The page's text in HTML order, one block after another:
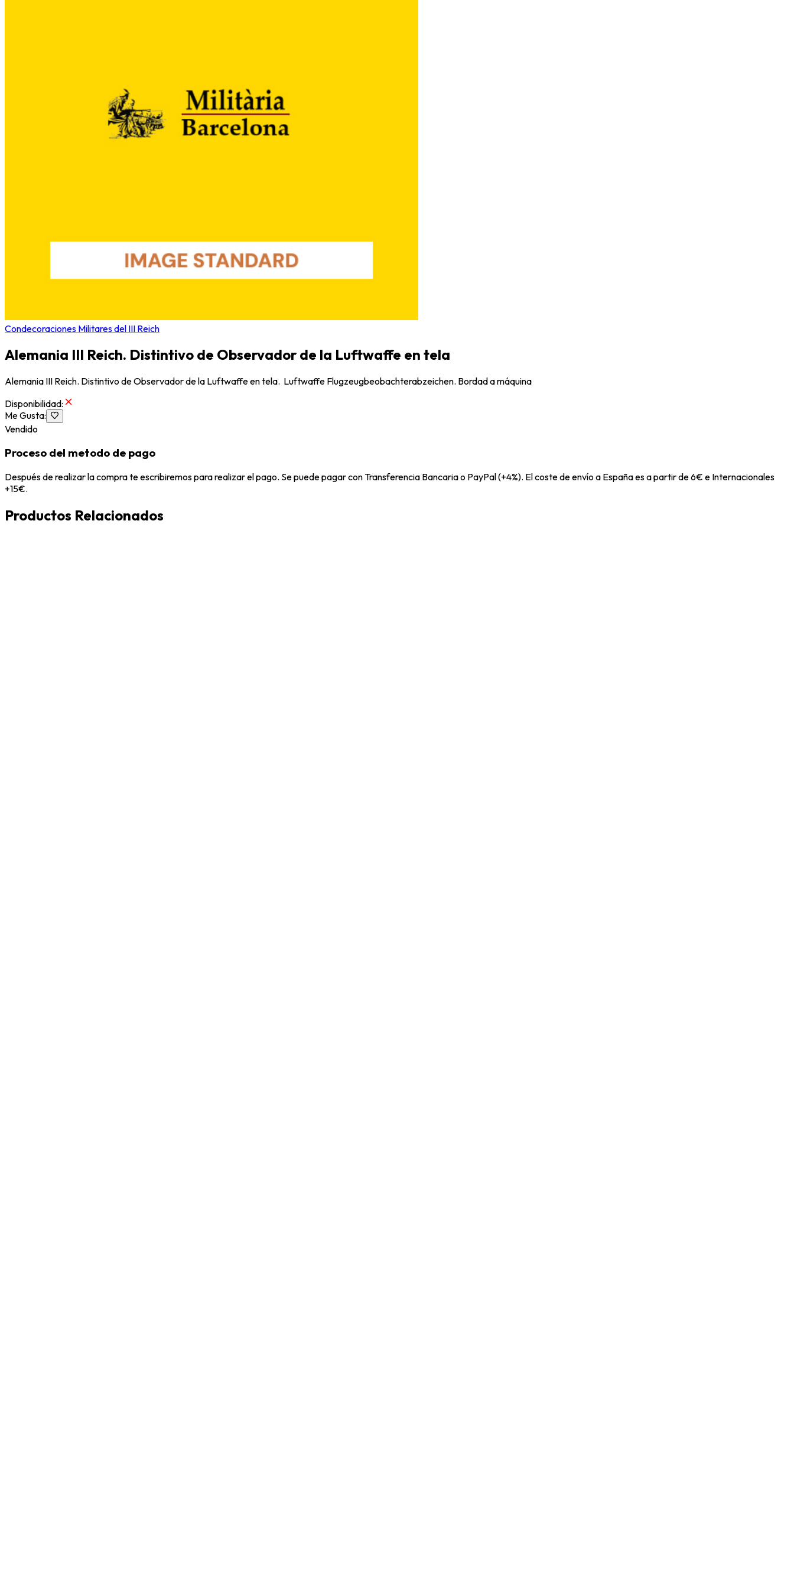
Condecoraciones Militares del III Reich
Alemania III Reich. Distintivo de Observador de la Luftwaffe en tela
Alemania III Reich. Distintivo de Observador de la Luftwaffe en tela. Luftwaffe Flugzeugbeobachterabzeichen. Bordad a máquina
Disponibilidad:
Me Gusta:
Vendido
Proceso del metodo de pago
Después de realizar la compra te escribiremos para realizar el pago. Se puede pagar con Transferencia Bancaria o PayPal (+4%). El coste de envío a España es a partir de 6€ e Internacionales
+15€.
Productos Relacionados